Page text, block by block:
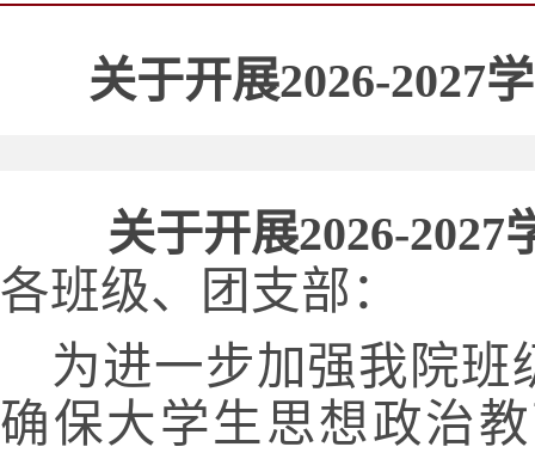
关于开展2026-2027
关于开展2026-
各班级、团支部：
为进一步加强我院
确保大学生思想政治